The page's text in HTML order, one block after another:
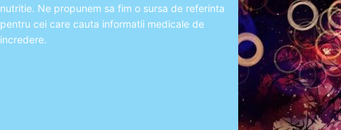
nutritie. Ne propunem sa fim o sursa de referinta
pentru cei care cauta informatii medicale de
incredere.